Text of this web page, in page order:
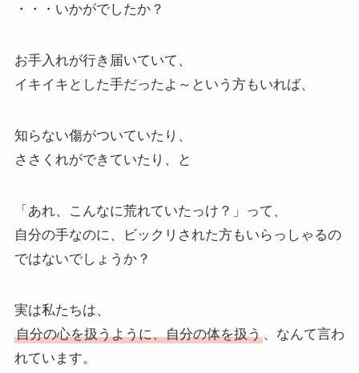
・・・いかがでしたか？
お手入れが行き届いていて、
イキイキとした手だったよ～という方もいれば、
知らない傷がついていたり、
ささくれができていたり、と
「あれ、こんなに荒れていたっけ？」って、
自分の手なのに、ビックリされた方もいらっしゃるの
ではないでしょうか？
実は私たちは、
自分の心を扱うように、自分の体を扱う、なんて言わ
れています。